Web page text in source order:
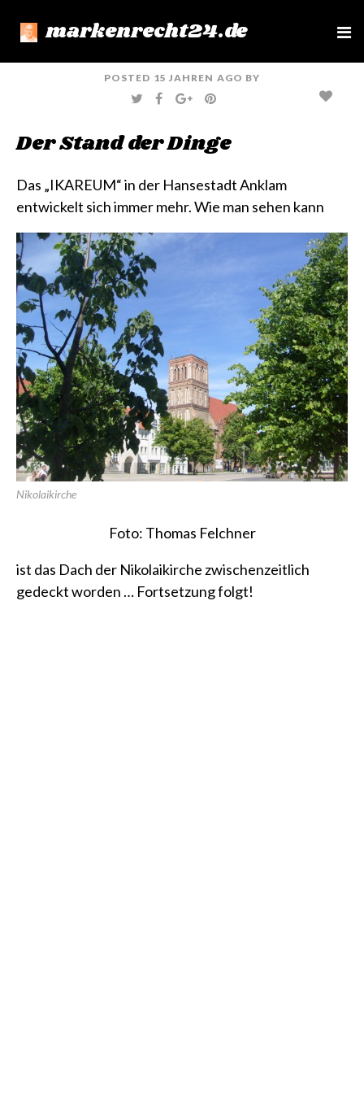
markenrecht24.de
e
POSTED 15 JAHREN AGO BY
T
W
T
E
F
A
O
G
O
L
E
P
I
R
E
Der Stand der Dinge
Das „IKAREUM“ in der Hansestadt Anklam
entwickelt sich immer mehr. Wie man sehen kann
Nikolaikirche
Foto: Thomas Felchner
ist das Dach der Nikolaikirche zwischenzeitlich
gedeckt worden … Fortsetzung folgt!